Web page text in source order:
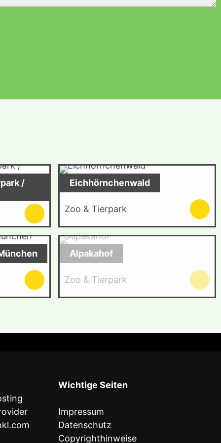
/ Eichhörnchenwald
Zoo & Tierpark
Alpakahof
Zoo & Tierpark
Wichtige Seiten
Impressum
Datenschutz
Copyrighthinweise